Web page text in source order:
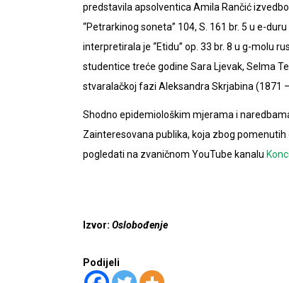
predstavila apsolventica Amila Rančić
“Petrarkinog soneta” 104, S. 161 br. 5 u e-
interpretirala je “Etidu” op. 33 br. 8 u g-molu
studentice treće godine Sara Ljevak, Selma
stvaralačkoj fazi Aleksandra Skrjabina (1871
Shodno epidemiološkim mjerama i
Zainteresovana publika, koja zbog
pogledati na zvaničnom YouTube kanalu
Izvor: Oslobođenje
Podijeli